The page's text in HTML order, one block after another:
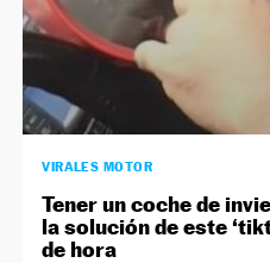
VIRALES MOTOR
Tener un coche de
la solución de este
de hora